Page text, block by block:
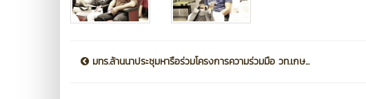
มทร.ล้านนาประชุมหารือร่วมโครงการความร่วมมือ วท.เกษ...